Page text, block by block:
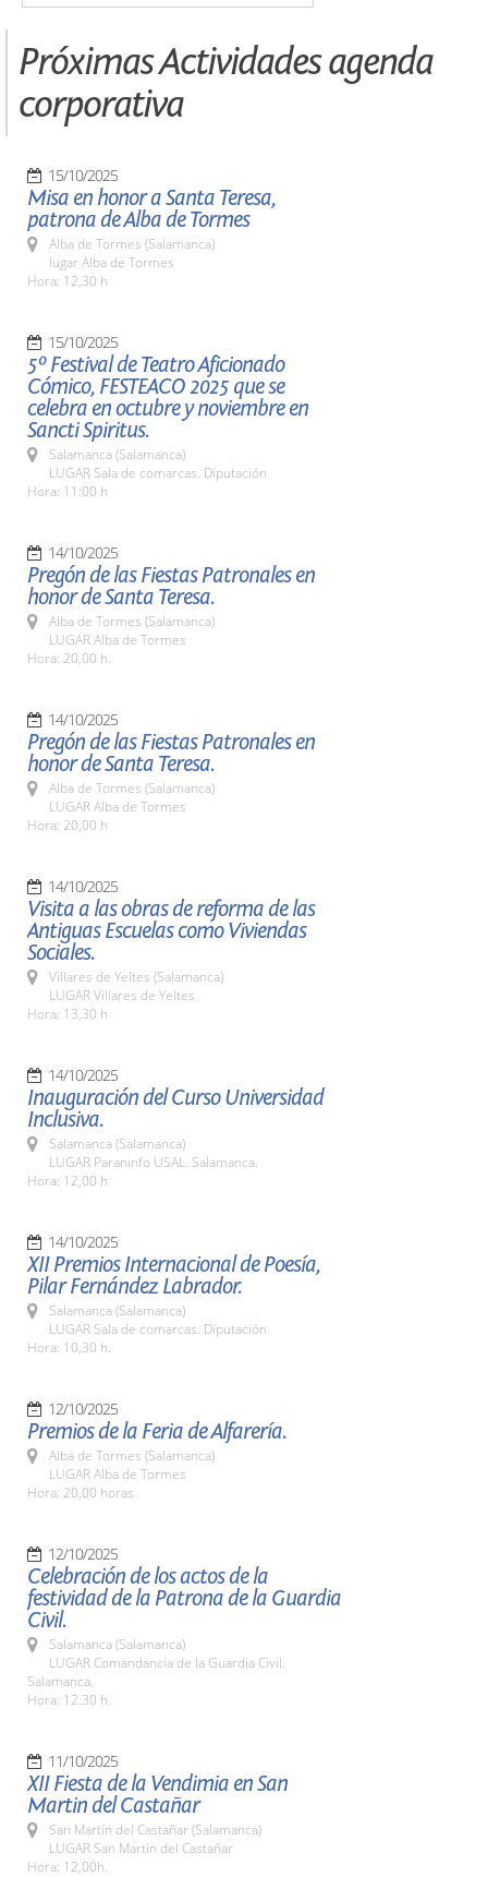
Próximas Actividades agenda
corporativa
15/10/2025
Misa en honor a Santa Teresa,
patrona de Alba de Tormes
Alba de Tormes (Salamanca)
lugar Alba de Tormes
Hora: 12,30 h
15/10/2025
5º Festival de Teatro Aficionado
Cómico, FESTEACO 2025 que se
celebra en octubre y noviembre en
Sancti Spiritus.
Salamanca (Salamanca)
LUGAR Sala de comarcas. Diputación
Hora: 11:00 h
14/10/2025
Pregón de las Fiestas Patronales en
honor de Santa Teresa.
Alba de Tormes (Salamanca)
LUGAR Alba de Tormes
Hora: 20,00 h.
14/10/2025
Pregón de las Fiestas Patronales en
honor de Santa Teresa.
Alba de Tormes (Salamanca)
LUGAR Alba de Tormes
Hora: 20,00 h
14/10/2025
Visita a las obras de reforma de las
Antiguas Escuelas como Viviendas
Sociales.
Villares de Yeltes (Salamanca)
LUGAR Villares de Yeltes
Hora: 13,30 h
14/10/2025
Inauguración del Curso Universidad
Inclusiva.
Salamanca (Salamanca)
LUGAR Paraninfo USAL. Salamanca.
Hora: 12,00 h
14/10/2025
XII Premios Internacional de Poesía,
Pilar Fernández Labrador.
Salamanca (Salamanca)
LUGAR Sala de comarcas. Diputación
Hora: 10,30 h.
12/10/2025
Premios de la Feria de Alfarería.
Alba de Tormes (Salamanca)
LUGAR Alba de Tormes
Hora: 20,00 horas
12/10/2025
Celebración de los actos de la
festividad de la Patrona de la Guardia
Civil.
Salamanca (Salamanca)
LUGAR Comandancia de la Guardia Civil.
Salamanca.
Hora: 12.30 h.
11/10/2025
XII Fiesta de la Vendimia en San
Martin del Castañar
San Martín del Castañar (Salamanca)
LUGAR San Martín del Castañar
Hora: 12,00h.